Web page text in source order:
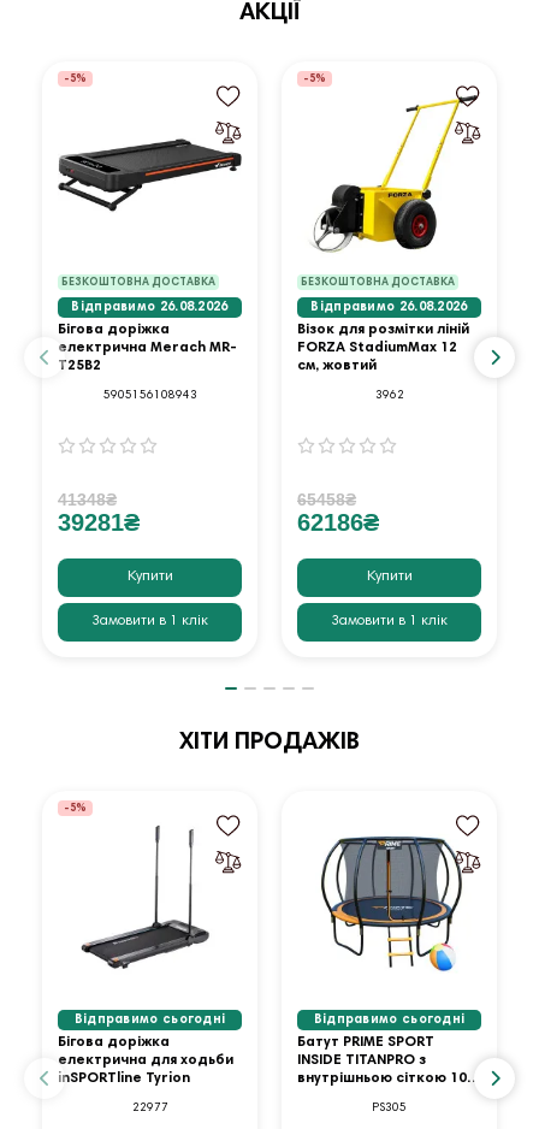
АКЦІЇ
БЕЗКОШТОВНА ДОСТАВКА
-5%
Відправимо 26.08.2026
Бігова доріжка
електрична Merach MR-
T25B2
5905156108943
41348₴
39281₴
Купити
Замовити в 1 клік
БЕЗКОШТОВНА ДОСТАВКА
-5%
Відправимо 26.08.2026
Візок для розмітки ліній
FORZA StadiumMax 12
см, жовтий
3962
65458₴
62186₴
Купити
Замовити в 1 клік
ХІТИ ПРОДАЖІВ
-5%
Відправимо сьогодні
Бігова доріжка
електрична для ходьби
inSPORTline Tyrion
22977
Відправимо сьогодні
Батут PRIME SPORT
INSIDE TITANPRO з
внутрішньою сіткою 10
PS305